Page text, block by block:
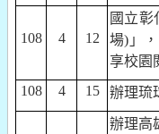
108 4 12
國立彰
場) 」
享校園
108
4 15 辦理琉
辦理高